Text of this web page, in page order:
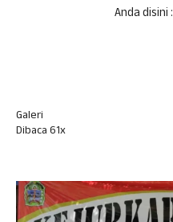
Anda disini :
Galeri
Dibaca 61x